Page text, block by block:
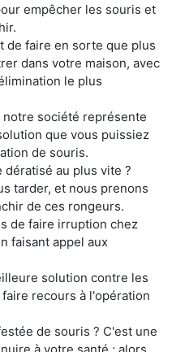
empêcher les souris et
de faire en sorte que plus
dans votre maison, avec
le plus
société représente
que vous puissiez
de souris.
au plus vite ?
tarder, et nous prenons
de ces rongeurs.
de faire irruption chez
faisant appel aux
solution contre les
recours à l'opération
de souris ? C'est une
à votre santé ; alors